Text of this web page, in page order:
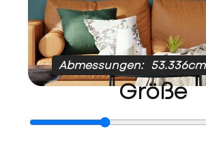
Abmessungen: 53.336cm
Größe